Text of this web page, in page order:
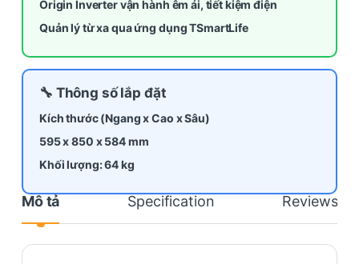
Origin Inverter vận hành êm ái, tiết kiệm điện
Quản lý từ xa qua ứng dụng TSmartLife
🔧 Thông số lắp đặt
Kích thước (Ngang x Cao x Sâu)
595 x 850 x584mm
Khối lượng: 64 kg
Mô tả Specification Reviews